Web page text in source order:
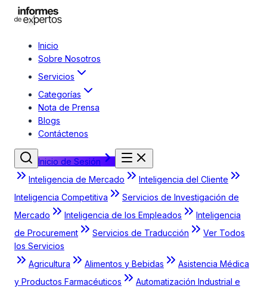
Inicio
Sobre Nosotros
Servicios
Categorías
Nota de Prensa
Blogs
Contáctenos
Inicio de Sesión
Inteligencia de Mercado
Inteligencia del Cliente
Inteligencia Competitiva
Servicios de Investigación de
Mercado
Inteligencia de los Empleados
Inteligencia
de Procurement
Servicios de Traducción
Ver Todos
los Servicios
Agricultura
Alimentos y Bebidas
Asistencia Médica
y Productos Farmacéuticos
Automatización Industrial e